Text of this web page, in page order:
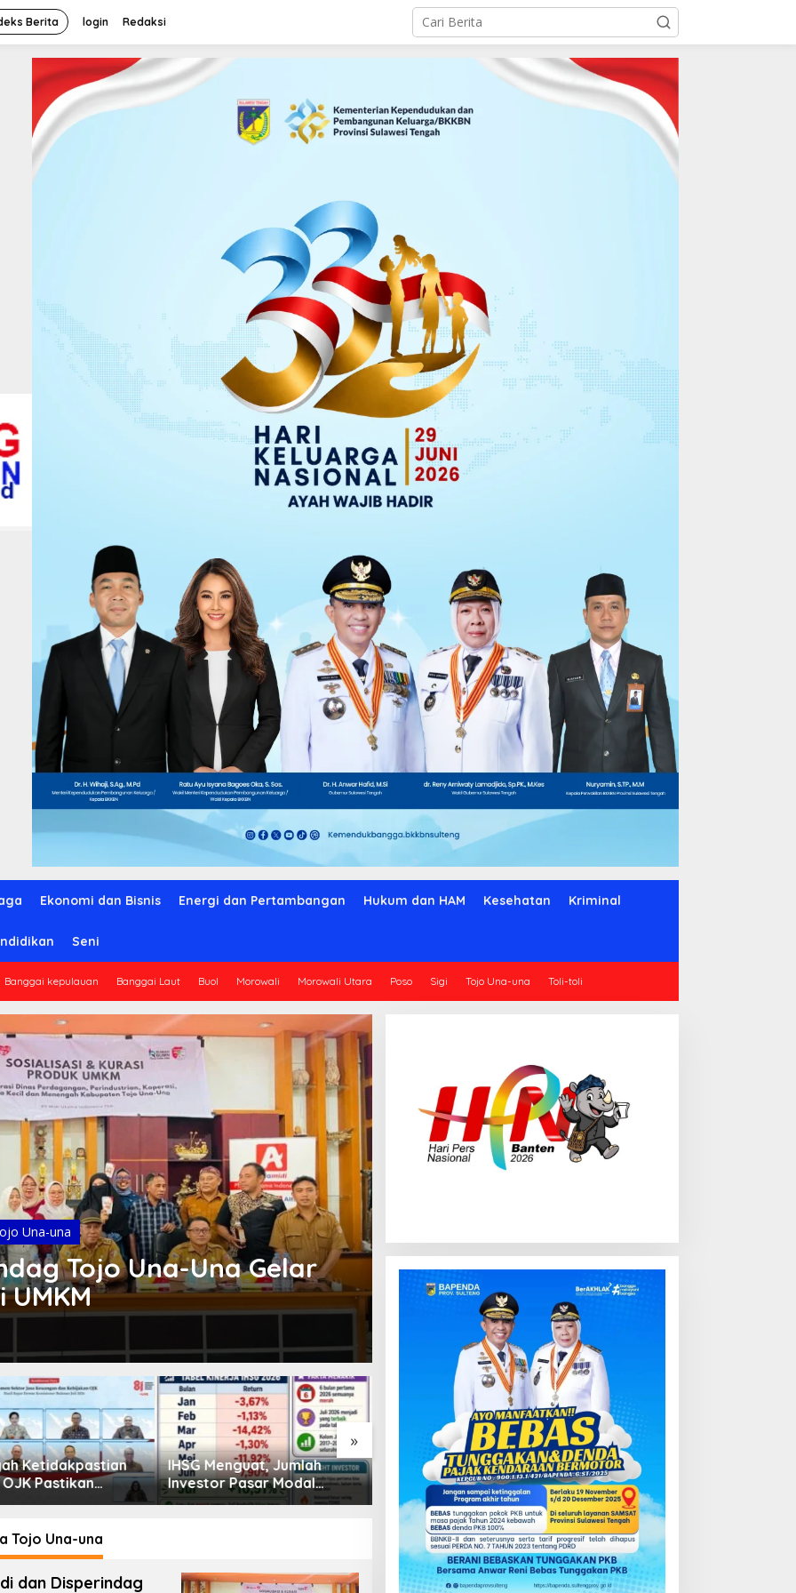
Berita login Redaksi
Ekonomi dan Bisnis Energi dan Pertambangan Hukum dan HAM Kesehatan Kriminal
Seni
Banggai kepulauan Banggai Laut Buol Morowali Morowali Utara Poso Sigi Tojo Una-una Toli-toli
Una-una
Tojo Una-Una Gelar
UMKM
»
Jumlah
Pasar Modal
Pembiayaan Tumbuh
Positif, Ini Kondisi Terkini
Sektor PVML hingga Juni
Kondisi Perkembangan
Sektor Asuransi,
Penjaminan dan Dana
Pensiun Juni 2026
Kredit Perbankan Tumbuh
12,67 Persen, Kualitas Aset
dan Ketahanan Modal
Tetap Kokoh Juni 2026
Tojo Una-una
dan Disperindag